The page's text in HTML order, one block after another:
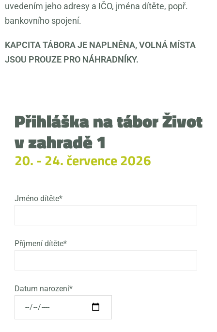
uvedením jeho adresy a IČO, jména dítěte, popř.
bankovního spojení.
KAPCITA TÁBORA JE NAPLNĚNA, VOLNÁ MÍSTA
JSOU PROUZE PRO NÁHRADNÍKY.
Přihláška na tábor Život
v zahradě 1
20. - 24. července 2026
Jméno dítěte*
Příjmení dítěte*
Datum narození*